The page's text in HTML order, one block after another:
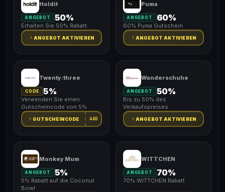
Holdit
ANGEBOT 50%
Erhalten Sie 50% Rabatt.
ANGEBOT AKTIVIEREN
Puma
ANGEBOT 60%
60% Puma Gutschein
ANGEBOT AKTIVIEREN
Twenty:three
CODE 5%
Verwenden Sie einen
Gutscheincode von 5%
GUTSCHEINCODE 4AD
Wanderschuhe
ANGEBOT 50%
Bis zu 50% des
Verkaufspreises
ANGEBOT AKTIVIEREN
Monkey Mum
ANGEBOT 5%
5% Rabatt auf die Coconut
Bowl
WITTCHEN
ANGEBOT 70%
70% WITTCHEN Rabatt